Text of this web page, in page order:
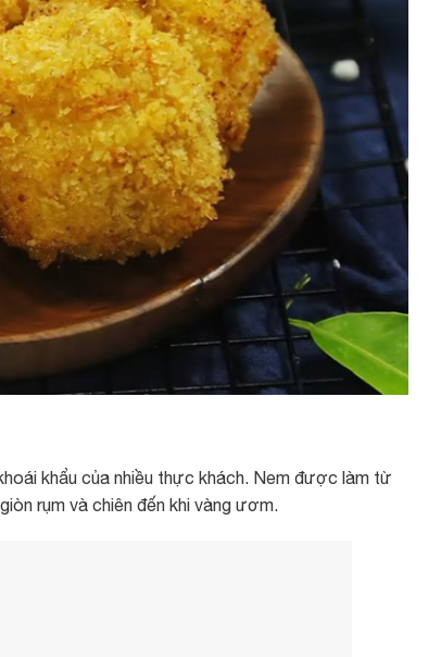
khẩu của nhiều thực khách. Nem được làm từ
rụm và chiên đến khi vàng ươm.